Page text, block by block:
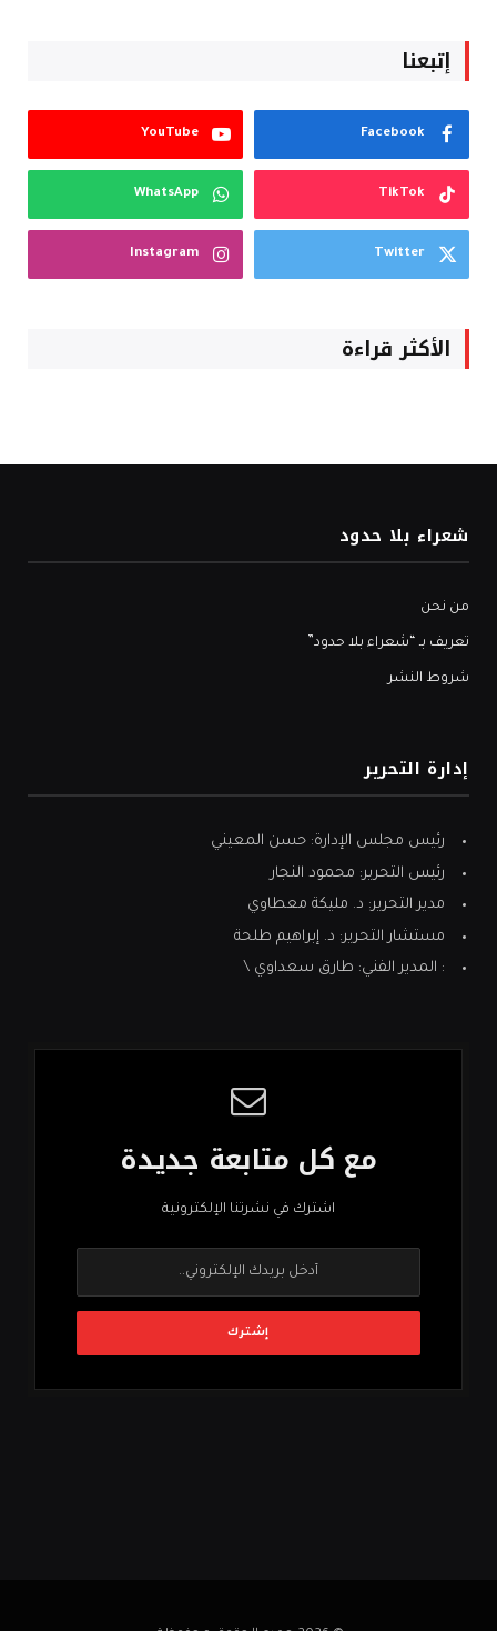
إتبعنا
Facebook
YouTube
TikTok
WhatsApp
Twitter
Instagram
الأكثر قراءة
شعراء بلا حدود
من نحن
تعريف بـ “شعراء بلا حدود”
شروط النشر
إدارة التحرير
رئيس مجلس الإدارة: حسن المعيني
رئيس التحرير: محمود النجار
مدير التحرير: د. مليكة معطاوي
مستشار التحرير: د. إبراهيم طلحة
: المدير الفني: طارق سعداوي \
مع كل متابعة جديدة
اشترك في نشرتنا الإلكترونية